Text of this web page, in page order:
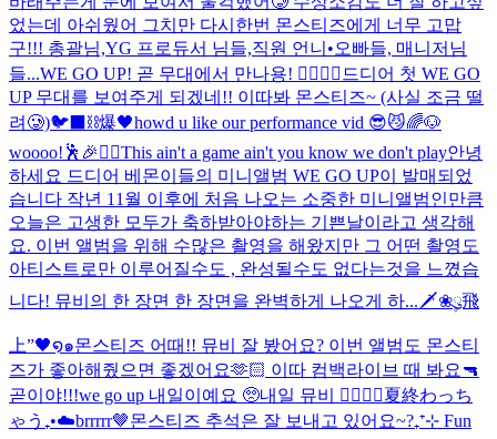
었는데 아쉬웠어 그치만 다시한번 몬스티즈에게 너무 고맙
구!!! 총괄님,YG 프로듀서 님들,직원 언니•오빠들, 매니저님
들...WE GO UP! 곧 무대에서 만나용! ❤️‍🔥❤️‍🔥 드디어 첫 WE GO
UP 무대를 보여주게 되겠네!! 이따봐 몬스티즈~ (사실 조금 떨
려🥲)🐦‍⬛⛓️爆🖤howd u like our performance vid 😎😼🌈🐶
woooo!🕺🎉❤️‍🔥This ain't a game ain't you know we don't play안녕
하세요 드디어 베몬이들의 미니앨범 WE GO UP이 발매되었
습니다 작년 11월 이후에 처음 나오는 소중한 미니앨범인만큼
오늘은 고생한 모두가 축하받아야하는 기쁜날이라고 생각해
요. 이번 앨범을 위해 수많은 촬영을 해왔지만 그 어떤 촬영도
아티스트로만 이루어질수도 , 완성될수도 없다는것을 느꼈습
니다! 뮤비의 한 장면 한 장면을 완벽하게 나오게 하... 🗡️❀ུ۪飛
上”🖤໑๑몬스티즈 어때!! 뮤비 잘 봤어요? 이번 앨범도 몬스티
즈가 좋아해줬으면 좋겠어요🫶🏻 이따 컴백라이브 때 봐요🔫
곧이야!!!we go up 내일이예요 🥺내일 뮤비 ❤️‍🔥❤️‍🔥夏終わっち
ゃう₊•☁️brrrrr🤎몬스티즈 추석은 잘 보내고 있어요~?₊⁺⊹ Fun